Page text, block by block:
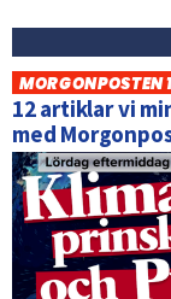
MORGONPOSTEN
12 artiklar vi
med